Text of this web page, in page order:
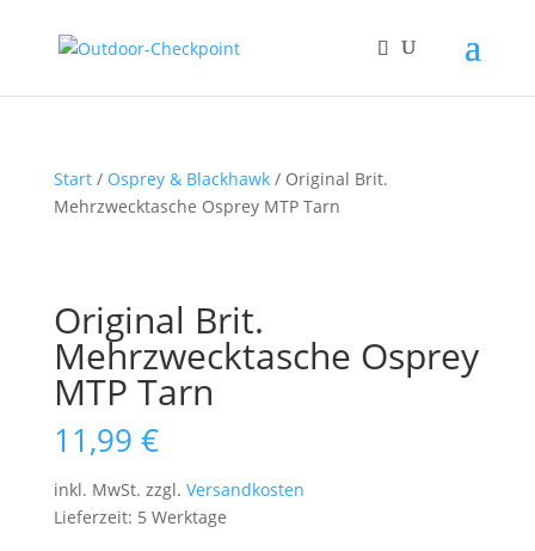
Start/ Osprey & Blackhawk/ Original Brit.
Mehrzwecktasche Osprey MTP Tarn
Original Brit.
Mehrzwecktasche Osprey
MTP Tarn
11,99 €
inkl. MwSt. zzgl. Versandkosten
Lieferzeit: 5 Werktage